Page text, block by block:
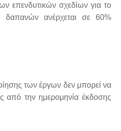
επενδυτικών σχεδίων για το
δαπανών ανέρχεται σε 60%
των έργων δεν μπορεί να
από την ημερομηνία έκδοσης